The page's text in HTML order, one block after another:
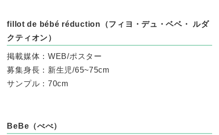
fillot de bébé réduction（フィヨ・デュ・ベベ・ ルダ
クティオン）
掲載媒体：WEB/ポスター
募集身長：新生児/65~75cm
サンプル：70cm
BeBe（べべ）